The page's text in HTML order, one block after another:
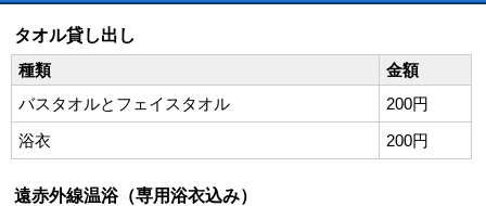
タオル貸し出し
種類
金額
バスタオルとフェイスタオル
200円
浴衣
200円
遠赤外線温浴（専用浴衣込み）